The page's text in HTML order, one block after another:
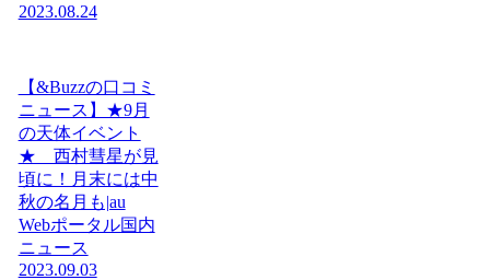
2023.08.24
【&Buzzの口コミ
ニュース】★9月
の天体イベント
★ 西村彗星が見
頃に！月末には中
秋の名月も|au
Webポータル国内
ニュース
2023.09.03